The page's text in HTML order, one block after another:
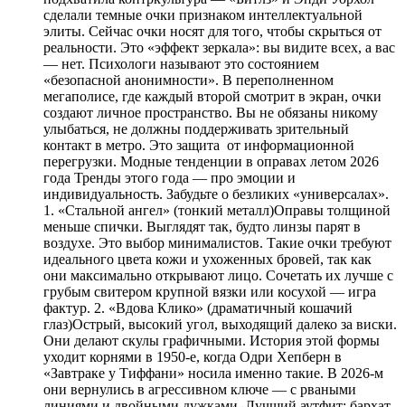
сделали темные очки признаком интеллектуальной
элиты. Сейчас очки носят для того, чтобы скрыться от
реальности. Это «эффект зеркала»: вы видите всех, а вас
— нет. Психологи называют это состоянием
«безопасной анонимности». В переполненном
мегаполисе, где каждый второй смотрит в экран, очки
создают личное пространство. Вы не обязаны никому
улыбаться, не должны поддерживать зрительный
контакт в метро. Это защита от информационной
перегрузки. Модные тенденции в оправах летом 2026
года Тренды этого года — про эмоции и
индивидуальность. Забудьте о безликих «универсалах».
1. «Стальной ангел» (тонкий металл)Оправы толщиной
меньше спички. Выглядят так, будто линзы парят в
воздухе. Это выбор минималистов. Такие очки требуют
идеального цвета кожи и ухоженных бровей, так как
они максимально открывают лицо. Сочетать их лучше с
грубым свитером крупной вязки или косухой — игра
фактур. 2. «Вдова Клико» (драматичный кошачий
глаз)Острый, высокий угол, выходящий далеко за виски.
Они делают скулы графичными. История этой формы
уходит корнями в 1950-е, когда Одри Хепберн в
«Завтраке у Тиффани» носила именно такие. В 2026-м
они вернулись в агрессивном ключе — с рваными